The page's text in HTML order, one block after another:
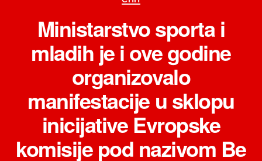
Ministarstvo sporta i
mladih je i ove godine
organizovalo
manifestacije u sklopu
inicijative Evropske
komisije pod nazivom Be